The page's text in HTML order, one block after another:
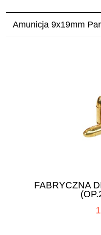
Amunicja 9x19mm
FABRYCZNA